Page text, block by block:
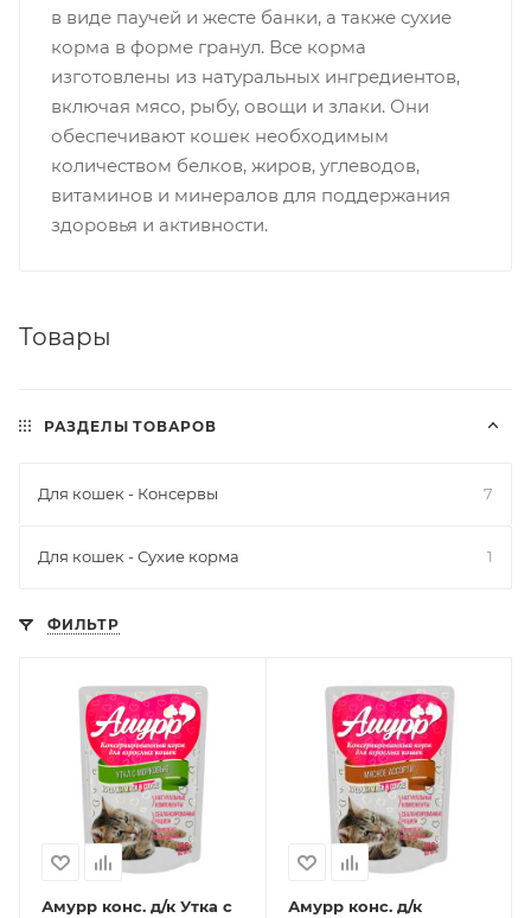
в виде паучей и жесте банки, а также сухие
корма в форме гранул. Все корма
изготовлены из натуральных ингредиентов,
включая мясо, рыбу, овощи и злаки. Они
обеспечивают кошек необходимым
количеством белков, жиров, углеводов,
витаминов и минералов для поддержания
здоровья и активности.
Товары
РАЗДЕЛЫ ТОВАРОВ
Для кошек - Консервы 7
Для кошек - Сухие корма 1
ФИЛЬТР
Амурр конс. д/к Утка с
Амурр конс. д/к